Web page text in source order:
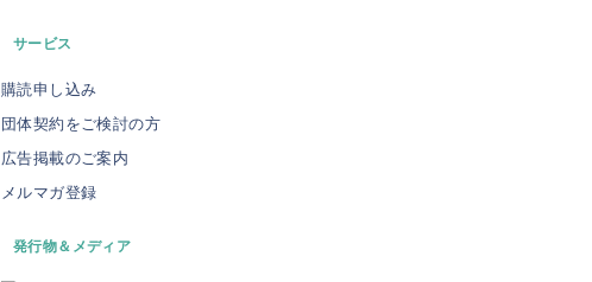
サービス
購読申し込み
団体契約をご検討の方
広告掲載のご案内
メルマガ登録
発行物＆メディア